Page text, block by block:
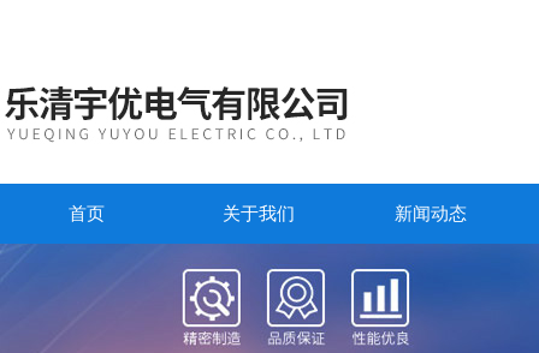
首页 关于我们 新闻动态